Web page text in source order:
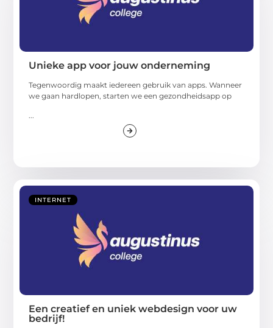
Unieke app voor jouw onderneming
Tegenwoordig maakt iedereen gebruik van apps. Wanneer
we gaan hardlopen, starten we een gezondheidsapp op
...
INTERNET
Een creatief en uniek webdesign voor uw
bedrijf!